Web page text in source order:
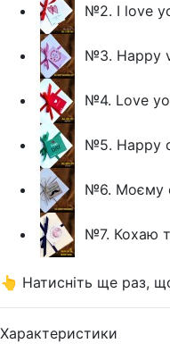
№2. I love
№3. Happy
№4. Love
№5. Happy
№6. Моєму
№7. Кохаю
👆 Натисніть ще раз,
Характеристики